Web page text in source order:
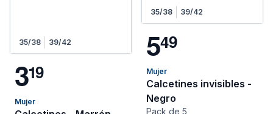
35/38 39/42
319
Mujer
35/38 39/42
549
Mujer
Calcetines invisibles -
Negro
Pack de 5